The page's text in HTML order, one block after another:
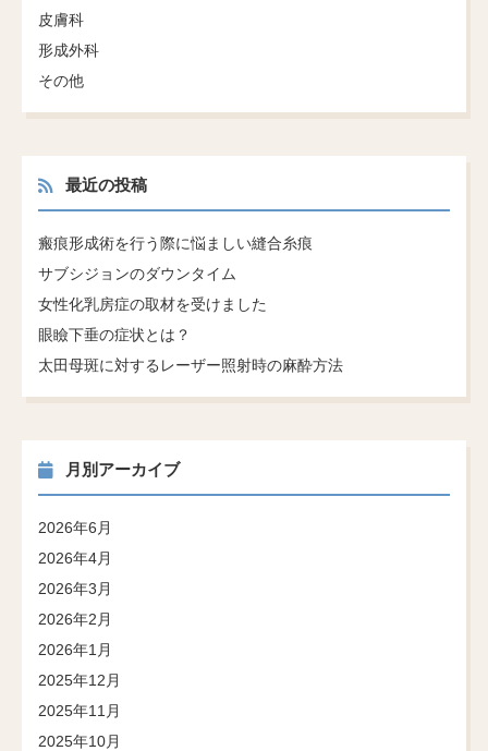
皮膚科
形成外科
その他
最近の投稿
瘢痕形成術を行う際に悩ましい縫合糸痕
サブシジョンのダウンタイム
女性化乳房症の取材を受けました
眼瞼下垂の症状とは？
太田母斑に対するレーザー照射時の麻酔方法
月別アーカイブ
2026年6月
2026年4月
2026年3月
2026年2月
2026年1月
2025年12月
2025年11月
2025年10月